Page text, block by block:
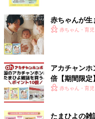
出典：Instagramアカウント「
サリーさんが購入したの
あんみつ」。抹茶寒天が
う。さくらも入り、春ら
ふんわりしっとり！
赤ちゃんが生
赤ちゃん・育児
アカチャン
倍【期間限定】
赤ちゃん・育児
たまひよの雑